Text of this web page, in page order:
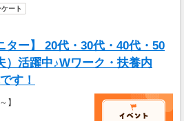
円）＋商品提供あ
を実際に使ってレビ
しみながらできるお
ート
ター】 20代・30代・40代・50
）活躍中♪Wワーク・扶養内
す！
】